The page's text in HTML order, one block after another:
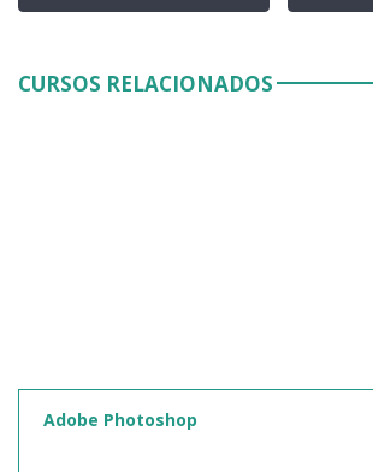
CURSOS RELACIONADOS
Adobe Photoshop